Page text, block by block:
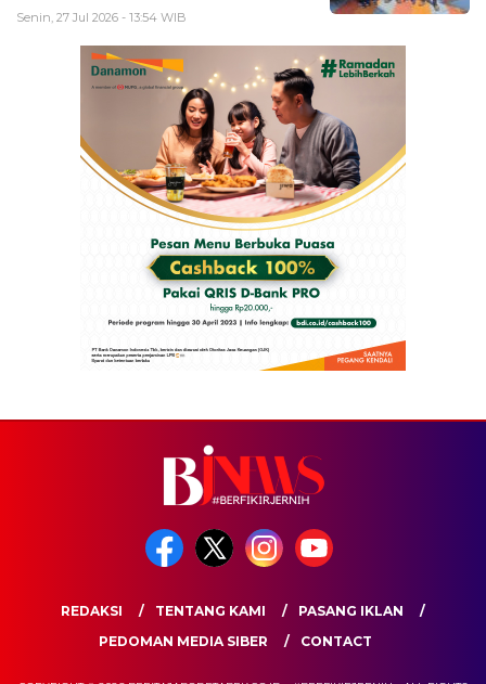
Senin, 27 Jul 2026 - 13:54 WIB
REDAKSI TENTANG KAMI
PASANG IKLAN
PEDOMAN MEDIA SIBER
CONTACT